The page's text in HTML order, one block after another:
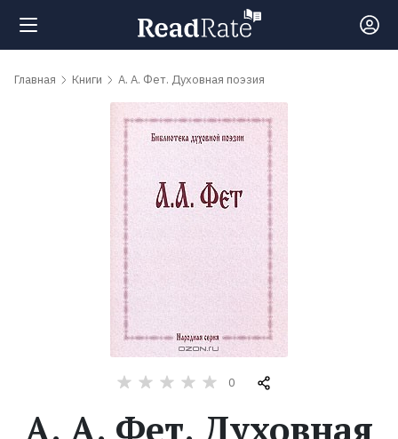
Поиск
обсуждаемые
Главная Книги А. А. Фет. Духовная поэзия
0
А. А. Фет. Духовная